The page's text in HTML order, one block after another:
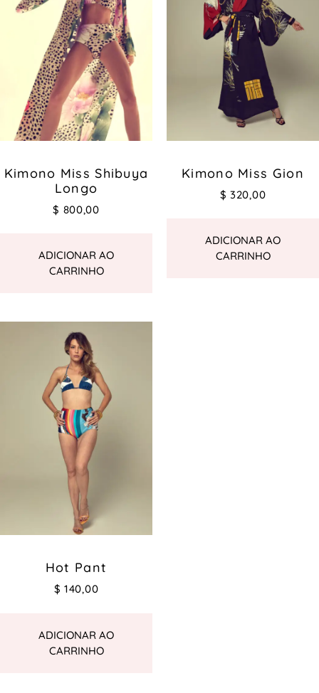
Kimono Miss Shibuya
Longo
$ 800,00
ADICIONAR AO
CARRINHO
Kimono Miss Gion
$ 320,00
ADICIONAR AO
CARRINHO
Hot Pant
$ 140,00
ADICIONAR AO
CARRINHO